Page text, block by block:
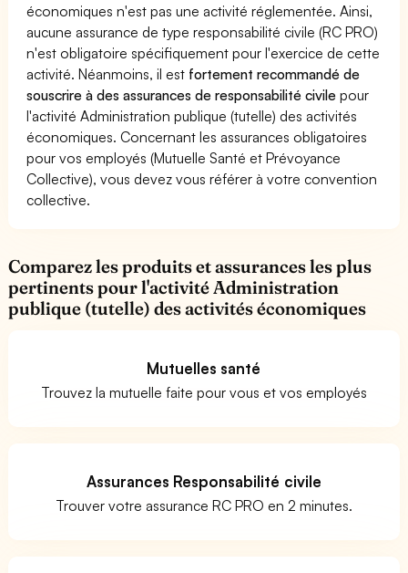
économiques n'est pas une activité réglementée. Ainsi,
aucune assurance de type responsabilité civile (RC PRO)
n'est obligatoire spécifiquement pour l'exercice de cette
activité. Néanmoins, il est fortement recommandé de
souscrire à des assurances de responsabilité civile pour
l'activité Administration publique (tutelle) des activités
économiques. Concernant les assurances obligatoires
pour vos employés (Mutuelle Santé et Prévoyance
Collective), vous devez vous référer à votre convention
collective.
Comparez les produits et assurances les plus
pertinents pour l'activité Administration
publique (tutelle) des activités économiques
Mutuelles santé
Trouvez la mutuelle faite pour vous et vos employés
Assurances Responsabilité civile
Trouver votre assurance RC PRO en 2 minutes.